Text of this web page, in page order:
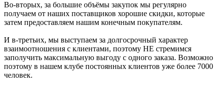
Во-вторых, за большие объёмы закупок мы регулярно
получаем от наших поставщиков хорошие скидки, которые
затем предоставляем нашим конечным покупателям.
И в-третьих, мы выступаем за долгосрочный характер
взаимоотношения с клиентами, поэтому НЕ стремимся
заполучить максимальную выгоду с одного заказа. Возможно
поэтому в нашем клубе постоянных клиентов уже более 7000
человек.